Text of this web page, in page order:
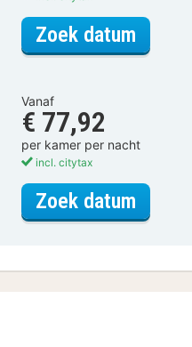
Zoek datum
Vanaf
€ 77,92
per kamer per nacht
incl. citytax
Zoek datum